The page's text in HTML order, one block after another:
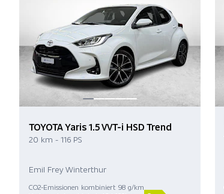
TOYOTA Yaris 1.5 VVT-i HSD Trend
20 km - 116 PS
Emil Frey Winterthur
CO2-Emissionen kombiniert 98 g/km